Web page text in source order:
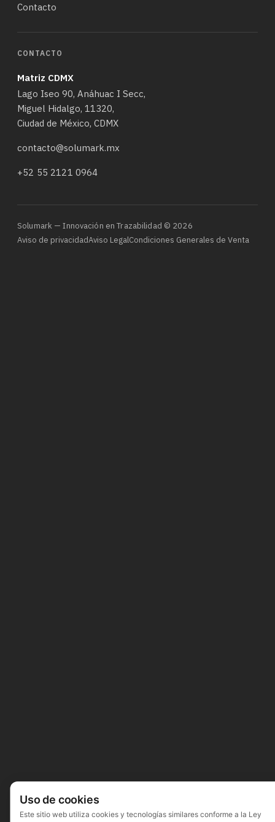
Uso de cookies
Este sitio web utiliza cookies y tecnologías similares conforme a la Ley
Contacto
CONTACTO
Matriz CDMX
Lago Iseo 90, Anáhuac I Secc,
Miguel Hidalgo, 11320,
Ciudad de México, CDMX
contacto@solumark.mx
+52 55 2121 0964
Solumark — Innovación en Trazabilidad © 2026
Aviso de privacidadAviso LegalCondiciones Generales de Venta